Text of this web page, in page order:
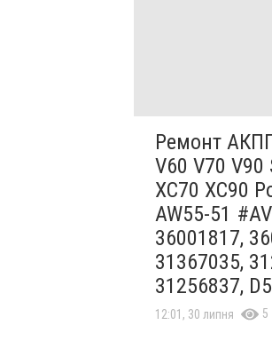
Ремонт
V60 V70 V90
XC70 XC90
AW55-51
36001817,
31367035,
31256837,
12:01, 30 липня 5